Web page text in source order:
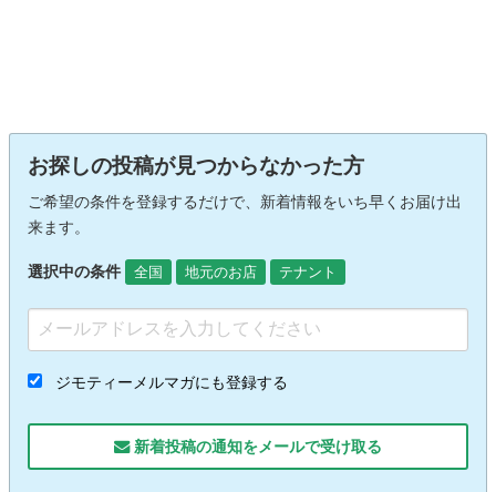
お探しの投稿が見つからなかった方
ご希望の条件を登録するだけで、新着情報をいち早くお届け出
来ます。
選択中の条件 全国 地元のお店 テナント
ジモティーメルマガにも登録する
新着投稿の通知をメールで受け取る